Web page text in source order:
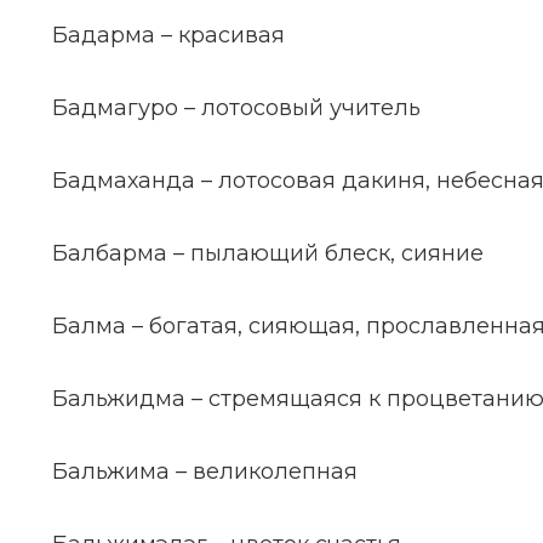
Бадарма – красивая
Бадмагуро – лотосовый учитель
Бадмаханда – лотосовая дакиня,
Балбарма – пылающий блеск, сияние
Балма – богатая, сияющая, прославленная
Бальжидма – стремящаяся к процветанию
Бальжима – великолепная